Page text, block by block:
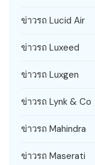
ข่าวรถ Lucid Air
ข่าวรถ Luxeed
ข่าวรถ Luxgen
ข่าวรถ Lynk & Co
ข่าวรถ Mahindra
ข่าวรถ Maserati